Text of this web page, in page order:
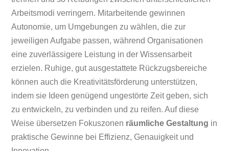
Arbeitsmodi verringern. Mitarbeitende gewinnen
Autonomie, um Umgebungen zu wählen, die zur
jeweiligen Aufgabe passen, während Organisationen
eine zuverlässigere Leistung in der Wissensarbeit
erzielen. Ruhige, gut ausgestattete Rückzugsbereiche
können auch die Kreativitätsförderung unterstützen,
indem sie Ideen genügend ungestörte Zeit geben, sich
zu entwickeln, zu verbinden und zu reifen. Auf diese
Weise übersetzen Fokuszonen räumliche Gestaltung in
praktische Gewinne bei Effizienz, Genauigkeit und